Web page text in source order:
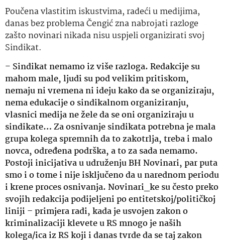
Poučena vlastitim iskustvima, radeći u medijima,
danas bez problema Čengić zna nabrojati razloge
zašto novinari nikada nisu uspjeli organizirati svoj
Sindikat.
– Sindikat nemamo iz više razloga. Redakcije su
mahom male, ljudi su pod velikim pritiskom,
nemaju ni vremena ni ideju kako da se organiziraju,
nema edukacije o sindikalnom organiziranju,
vlasnici medija ne žele da se oni organiziraju u
sindikate… Za osnivanje sindikata potrebna je mala
grupa kolega spremnih da to zakotrlja, treba i malo
novca, određena podrška, a to za sada nemamo.
Postoji inicijativa u udruženju BH Novinari, par puta
smo i o tome i nije isključeno da u narednom periodu
i krene proces osnivanja. Novinari_ke su često preko
svojih redakcija podijeljeni po entitetskoj/političkoj
liniji – primjera radi, kada je usvojen zakon o
kriminalizaciji klevete u RS mnogo je naših
kolega/ica iz RS koji i danas tvrde da se taj zakon